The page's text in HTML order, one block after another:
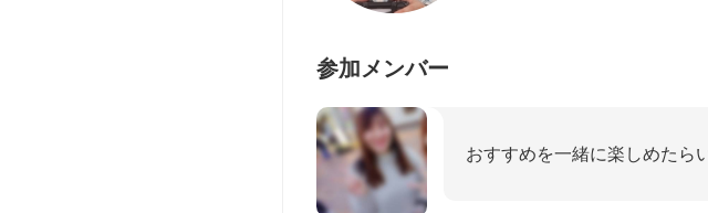
参加メンバー
おすすめを一緒に楽しめたら